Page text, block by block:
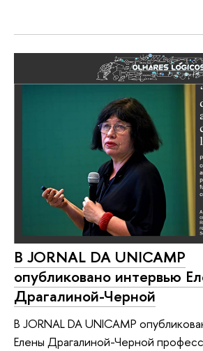
В JORNAL DA UNICAMP
опубликовано интервью
Драгалиной-Черной
В JORNAL DA UNICAMP
Елены Драгалиной-Черной